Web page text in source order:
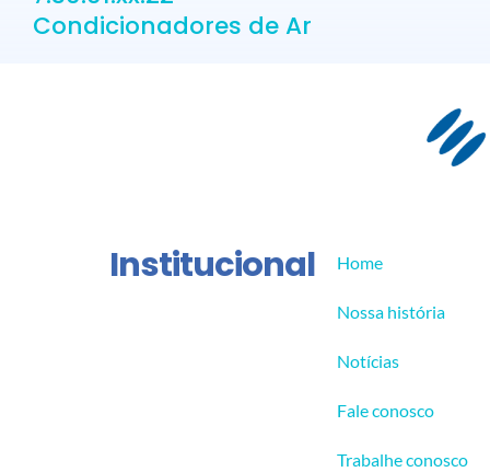
Condicionadores de Ar
Institucional Home
Nossa história
Notícias
Fale conosco
Trabalhe conosco